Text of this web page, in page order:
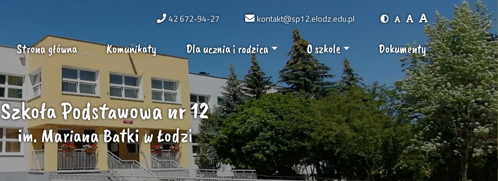
42 672-94-27 kontakt@sp12.elodz.edu.pl
Strona główna Komunikaty Dla ucznia i rodzica O szkole Dokumenty
Szkoła Podstawowa nr 12
im. Mariana Batki w Łodzi